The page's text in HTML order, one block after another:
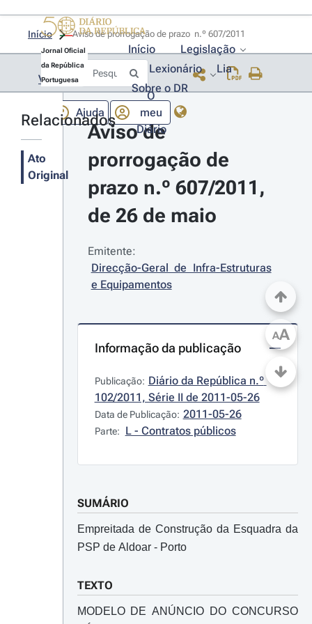
Jornal Oficial
da República
Portuguesa
Início
Legislação
Lexionário
Lia
Sobre o DR
Ajuda
O
meu
Diário
Início
Voltar
Relacionados
Ato
Original
Aviso de
prorrogação de
prazo n.º 607/2011,
de 26 de maio
Emitente:
Direcção-Geral de Infra-Estruturas
e Equipamentos
Informação da publicação
Publicação: Diário da República n.º
102/2011, Série II de 2011-05-26
Data de Publicação: 2011-05-26
Parte: L - Contratos públicos
SUMÁRIO
Empreitada de Construção da Esquadra da
PSP de Aldoar - Porto
TEXTO
MODELO DE ANÚNCIO DO CONCURSO
AA